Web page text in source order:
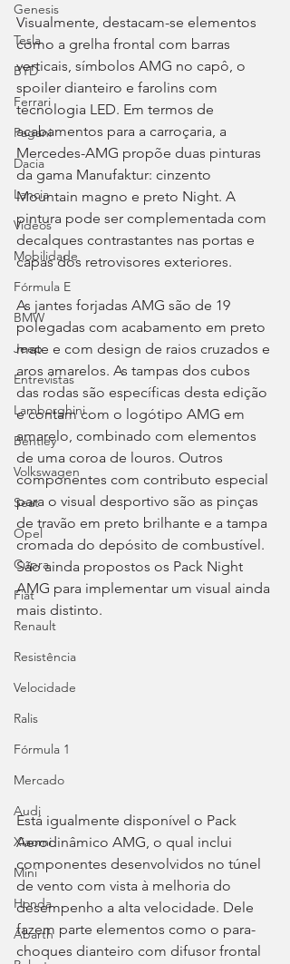
Genesis
Tesla
BYD
Ferrari
Pagani
Dacia
Lancia
Videos
Mobilidade
Fórmula E
BMW
Jeep
Entrevistas
Lamborghini
Bentley
Volkswagen
Seat
Opel
Cupra
Fiat
Renault
Resistência
Velocidade
Ralis
Fórmula 1
Mercado
Audi
Xiaomi
Mini
Honda
Abarth
Visualmente, destacam-se elementos
como a grelha frontal com barras
verticais, símbolos AMG no capô, o
spoiler dianteiro e farolins com
tecnologia LED. Em termos de
acabamentos para a carroçaria, a
Mercedes-AMG propõe duas pinturas
da gama Manufaktur: cinzento
Mountain magno e preto Night. A
pintura pode ser complementada com
decalques contrastantes nas portas e
capas dos retrovisores exteriores.
As jantes forjadas AMG são de 19
polegadas com acabamento em preto
mate e com design de raios cruzados e
aros amarelos. As tampas dos cubos
das rodas são específicas desta edição
e contam com o logótipo AMG em
amarelo, combinado com elementos
de uma coroa de louros. Outros
componentes com contributo especial
para o visual desportivo são as pinças
de travão em preto brilhante e a tampa
cromada do depósito de combustível.
São ainda propostos os Pack Night
AMG para implementar um visual ainda
mais distinto.
Está igualmente disponível o Pack
Aerodinâmico AMG, o qual inclui
componentes desenvolvidos no túnel
de vento com vista à melhoria do
desempenho a alta velocidade. Dele
fazem parte elementos como o para-
choques dianteiro com difusor frontal